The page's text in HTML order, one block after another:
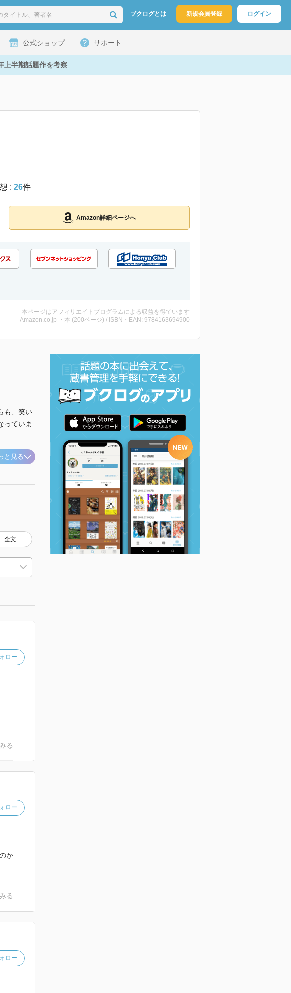
ブクログとは 新規会員登録 ログイン
公式ショップ サポート
上半期話題作を考察
: 26件
Amazon詳細ページへ
本ページはアフィリエイトプログラムによる収益を得ています
Amazon.co.jp ・本 (200ページ) / ISBN・EAN: 9784163694900
も、笑い
っていま
と見る
全文
ロー
る
ロー
か
る
ロー